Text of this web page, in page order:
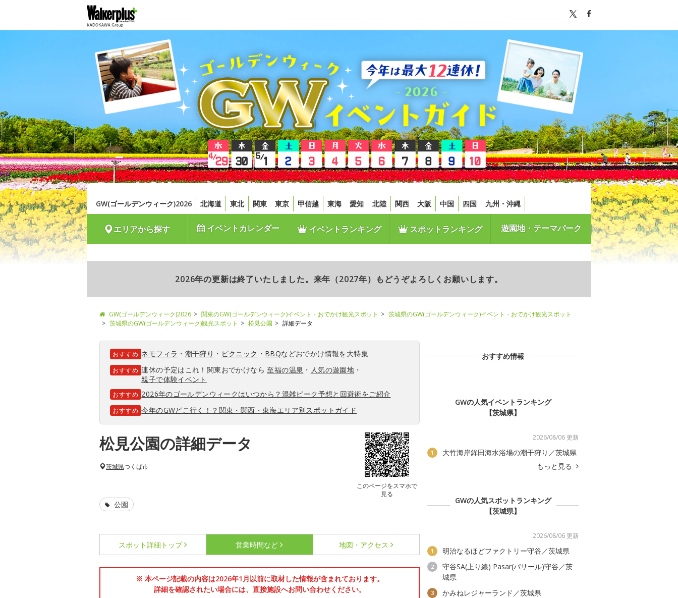
GW(ゴールデンウィーク)2026 北海道 東北 関東 東京 甲信越 東海 愛知 北陸 関西 大阪 中国 四国 九州・沖縄
エリアから探す イベントカレンダー イベントランキング スポットランキング 遊園地・テーマパーク
2026年の更新は終了いたしました。来年（2027年）もどうぞよろしくお願いします。
GW(ゴールデンウィーク)2026 関東のGW(ゴールデンウィーク)イベント・おでかけ観光スポット
茨城県のGW(ゴールデンウィーク)イベント・おでかけ観光スポット
茨城県のGW(ゴールデンウィーク)観光スポット
松見公園 詳細データ
おすすめ ネモフィラ ・ 潮干狩り ・ ピクニック ・ BBQなどおでかけ情報を大特集
おすすめ 連休の予定はこれ！関東おでかけなら至福の温泉 ・ 人気の遊園地 ・
親子で体験イベント
おすすめ 2026年のゴールデンウィークはいつから？混雑ピーク予想と回避術をご紹介
おすすめ 今年のGWどこ行く！？関東・関西・東海エリア別スポットガイド
松見公園の詳細データ
このページをスマホで
見る
茨城県つくば市
公園
スポット詳細 トップ 営業時間など 地図・アクセス
※ 本ページ記載の内容は2026年1月以前に取材した情報が含まれております。
詳細を確認されたい場合には、直接施設へお問い合わせください。
おすすめ情報
GWの人気イベントランキング
【茨城県】
2026/08/06 更新
1
大竹海岸鉾田海水浴場の潮干狩り／茨城県
もっと見る
GWの人気スポットランキング
【茨城県】
2026/08/06 更新
1 明治なるほどファクトリー守谷／茨城県
2
守谷SA(上り線) Pasar(パサール)守谷／茨
城県
3 かみねレジャーランド／茨城県